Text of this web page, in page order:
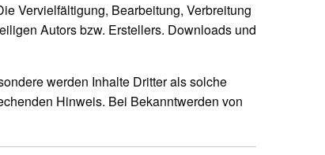
Vervielfältigung, Bearbeitung, Verbreitung
Autors bzw. Erstellers. Downloads und
werden Inhalte Dritter als solche
Hinweis. Bei Bekanntwerden von